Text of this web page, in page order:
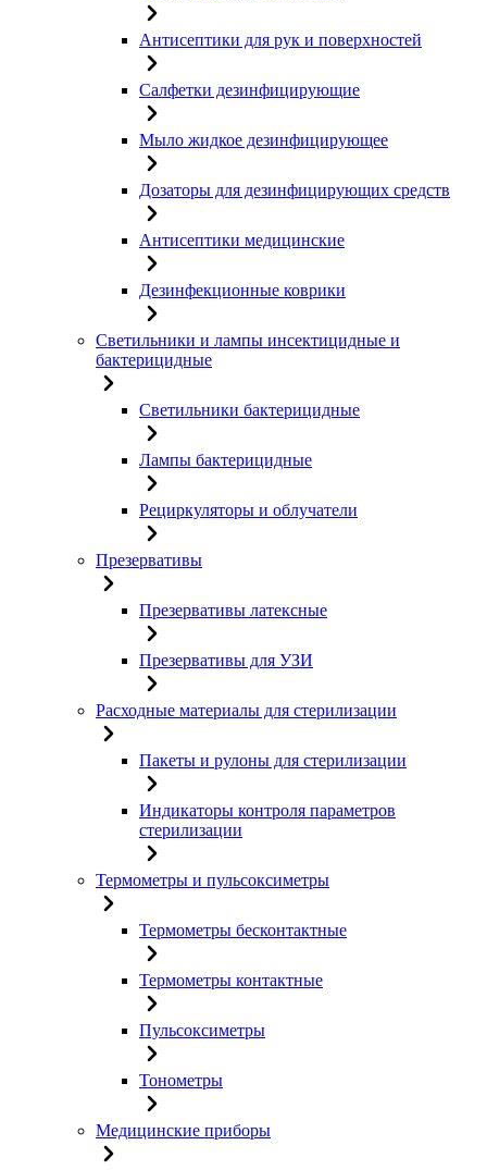
Антисептики для рук и поверхностей
Салфетки дезинфицирующие
Мыло жидкое дезинфицирующее
Дозаторы для дезинфицирующих средств
Антисептики медицинские
Дезинфекционные коврики
Светильники и лампы инсектицидные и
бактерицидные
Светильники бактерицидные
Лампы бактерицидные
Рециркуляторы и облучатели
Презервативы
Презервативы латексные
Презервативы для УЗИ
Расходные материалы для стерилизации
Пакеты и рулоны для стерилизации
Индикаторы контроля параметров
стерилизации
Термометры и пульсоксиметры
Термометры бесконтактные
Термометры контактные
Пульсоксиметры
Тонометры
Медицинские приборы